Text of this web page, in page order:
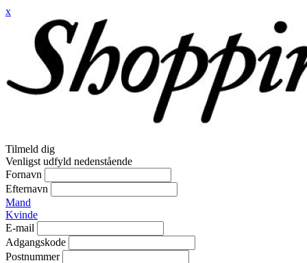
x
Tilmeld dig
Venligst udfyld nedenstående
Fornavn
Efternavn
Mand
Kvinde
E-mail
Adgangskode
Postnummer